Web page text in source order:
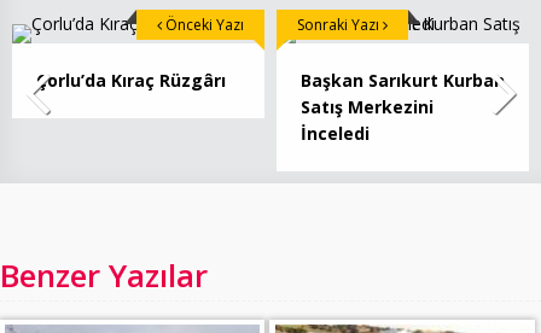
Çorlu’da Kıraç Rüzgârı
Önceki Yazı
Başkan Sarıkurt Kurban
Satış Merkezini
İnceledi
Sonraki Yazı
Benzer Yazılar